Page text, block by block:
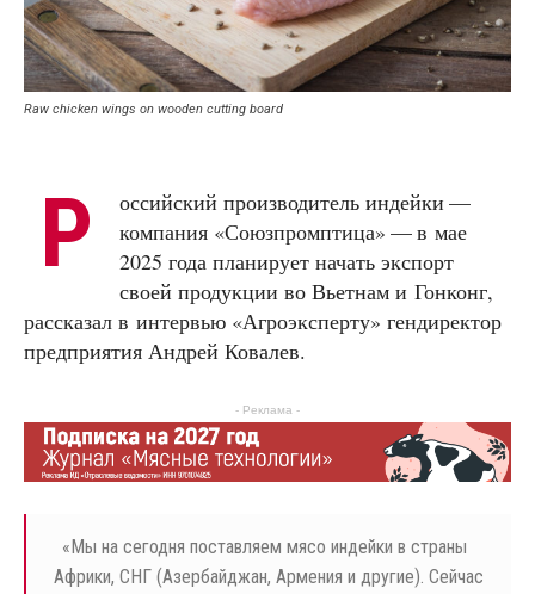
Raw chicken wings on wooden cutting board
Р
оссийский производитель индейки —
компания «Союзпромптица» — в мае
2025 года планирует начать экспорт
своей продукции во Вьетнам и Гонконг,
рассказал в интервью «Агроэксперту» гендиректор
предприятия Андрей Ковалев.
- Реклама -
« Мы на сегодня поставляем мясо индейки в страны
Африки, СНГ (Азербайджан, Армения и другие). Сейчас